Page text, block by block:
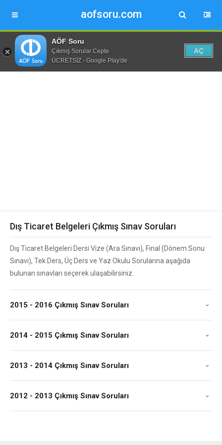
aofsoru.com
AÖF Soru
Çıkmış Sorular Cepte
ÜCRETSİZ - Google Play'de
AÇ
Dış Ticaret Belgeleri Çıkmış Sınav Soruları
Dış Ticaret Belgeleri Dersi Vize (Ara Sınavı), Final (Dönem Sonu
Sınavı), Tek Ders, Üç Ders ve Yaz Okulu Sorularına aşağıda
bulunan sınavları seçerek ulaşabilirsiniz.
2015 - 2016 Çıkmış Sınav Soruları
2014 - 2015 Çıkmış Sınav Soruları
2013 - 2014 Çıkmış Sınav Soruları
2012 - 2013 Çıkmış Sınav Soruları